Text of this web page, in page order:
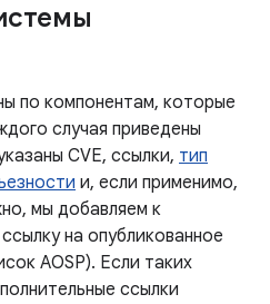
по компонентам, которые
случая приведены
CVE, ссылки, тип
и, если применимо,
мы добавляем к
на опубликованное
AOSP). Если таких
ссылки